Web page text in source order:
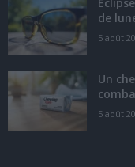
de
5 août
Un
5 août